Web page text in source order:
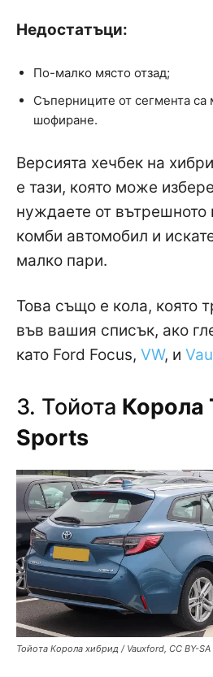
Недостатъци:
По-малко място отзад;
Съперниците от сегмента са
шофиране.
Версията хечбек на
е тази, която може
нуждаете от вътрешното
комби автомобил и
малко пари.
Това също е кола, която
във вашия списък, ако
като Ford Focus, VW, и
3. Тойота Корола
Sports
Тойота Корола хибрид / Vauxford, CC BY-